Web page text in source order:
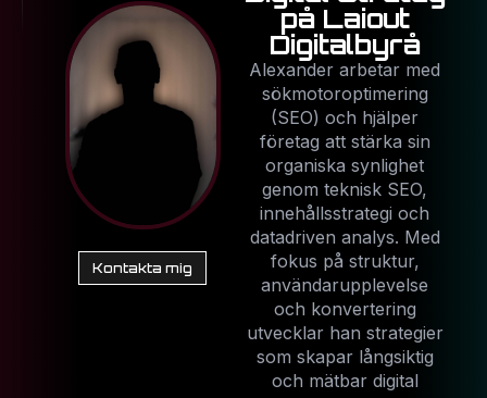
Kontakta mig
på Laiout
Digitalbyrå
Alexander arbetar med
sökmotoroptimering
(SEO) och hjälper
företag att stärka sin
organiska synlighet
genom teknisk SEO,
innehållsstrategi och
datadriven analys. Med
fokus på struktur,
användarupplevelse
och konvertering
utvecklar han strategier
som skapar långsiktig
och mätbar digital